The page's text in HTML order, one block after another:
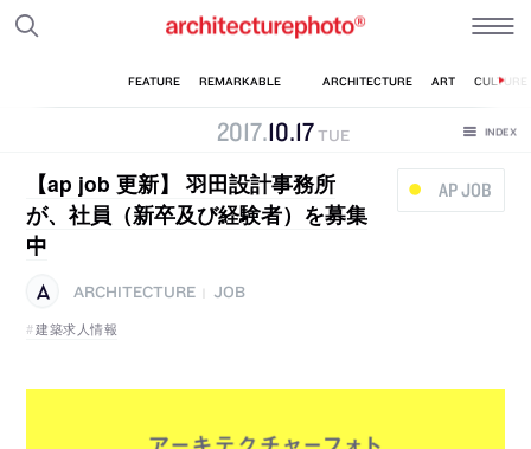
2017.10.17TUE
AP JOB
【ap job 更新】 羽田設計事務所
が、社員（新卒及び経験者）を募集
中
ARCHITECTURE
JOB
建築求人情報